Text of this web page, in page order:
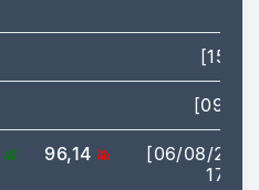
[15:10]
[09:40]
96,14
[06/08/2026
17:35]